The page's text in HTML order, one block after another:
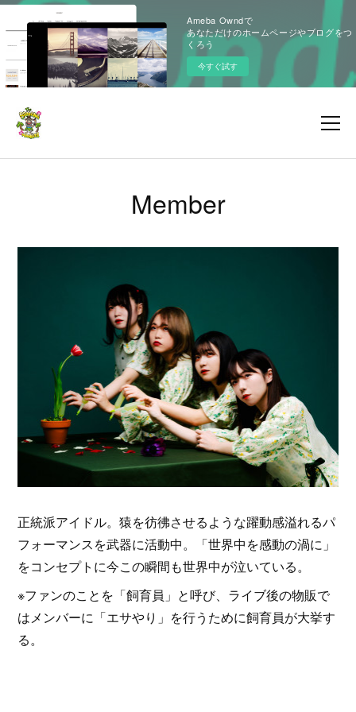
Ameba Owndで
あなただけのホームページやブログをつ
くろう
今すぐ試す
Member
正統派アイドル。猿を彷彿させるような躍動感溢れるパ
フォーマンスを武器に活動中。「世界中を感動の渦に」
をコンセプトに今この瞬間も世界中が泣いている。
※ファンのことを「飼育員」と呼び、ライブ後の物販で
はメンバーに「エサやり」を行うために飼育員が大挙す
る。